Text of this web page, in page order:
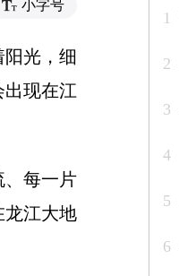
小字号
光，细
出现在江
、每一片
龙江大地
1
2
3
4
5
6